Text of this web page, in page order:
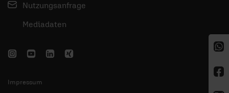
Nutzungsanfrage
Mediadaten
Impressum